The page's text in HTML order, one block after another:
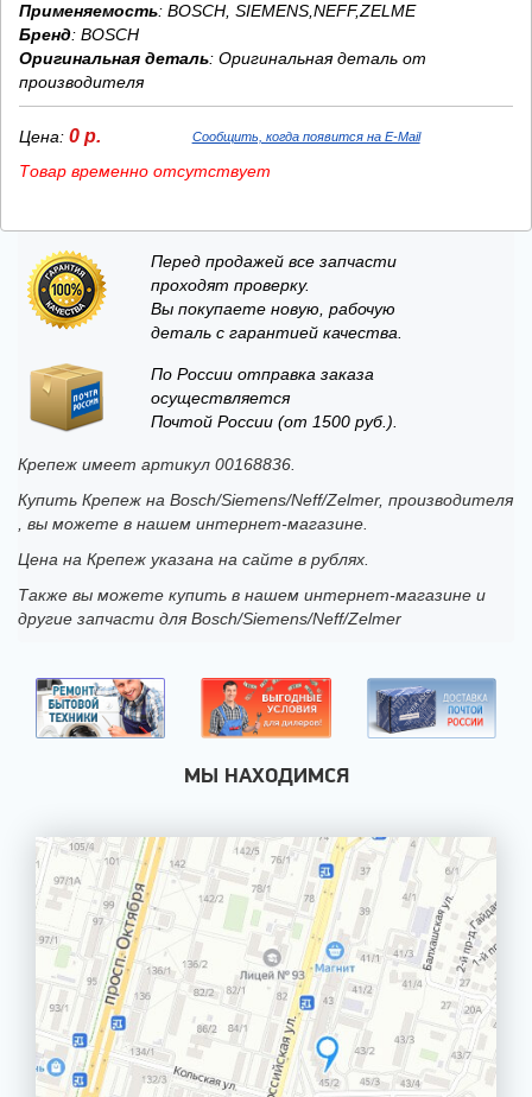
Применяемость: BOSCH, SIEMENS,NEFF,ZELME
Бренд: BOSCH
Оригинальная деталь: Оригинальная деталь от
производителя
Цена: 0 р. Сообщить, когда появится на E-Mail
Товар временно отсутствует
Перед продажей все запчасти
проходят проверку.
Вы покупаете новую, рабочую
деталь с гарантией качества.
По России отправка заказа
осуществляется
Почтой России (от 1500 руб.).
Крепеж имеет артикул 00168836.
Купить Крепеж на Bosch/Siemens/Neff/Zelmer, производителя
, вы можете в нашем интернет-магазине.
Цена на Крепеж указана на сайте в рублях.
Также вы можете купить в нашем интернет-магазине и
другие запчасти для Bosch/Siemens/Neff/Zelmer
МЫ НАХОДИМСЯ